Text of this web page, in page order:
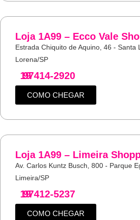
Loja 1A99 – Ecco Vale
Estrada Chiquito de Aquino, 46 - Santa
Lorena/SP
19
97414-2920
COMO CHEGAR
Loja 1A99 – Limeira
Av. Carlos Kuntz Busch, 800 - Parque
Limeira/SP
19
97412-5237
COMO CHEGAR